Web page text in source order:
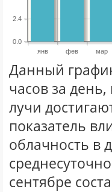
янв фев мар
0.0
2.4
Данный
часов за
лучи
показатель
облачность в
сентябре